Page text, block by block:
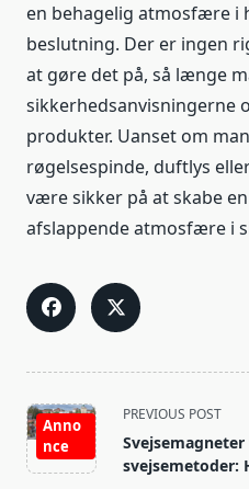
en behagelig atmosfære i
beslutning. Der er ingen
at gøre det på, så længe
sikkerhedsanvisningerne
produkter. Uanset om
røgelsespinde, duftlys
være sikker på at skabe
afslappende atmosfære i
<span
class="nav-
subtitle
Anno
nce
PREVIOUS POST
svejsemetoder: